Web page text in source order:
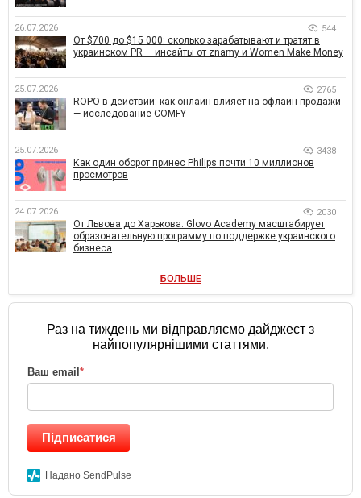
26.07.2026 544
От $700 до $15 000: сколько зарабатывают и тратят в
украинском PR — инсайты от znamy и Women Make Money
25.07.2026 2765
ROPO в действии: как онлайн влияет на офлайн-продажи
— исследование COMFY
25.07.2026 3438
Как один оборот принес Philips почти 10 миллионов
просмотров
24.07.2026 2030
От Львова до Харькова: Glovo Academy масштабирует
образовательную программу по поддержке украинского
бизнеса
БОЛЬШЕ
Раз на тиждень ми відправляємо дайджест з
найпопулярнішими статтями.
Ваш email *
Підписатися
Надано SendPulse